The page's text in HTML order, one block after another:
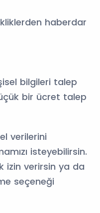
haberdar
bilgileri talep
bir ücret talep
verilerini
isteyebilirsin.
izin verirsin ya da
seçeneği